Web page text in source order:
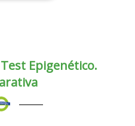
Epigenético.